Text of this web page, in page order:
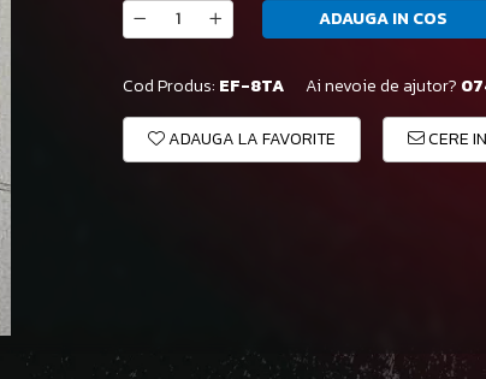
ADAUGA IN COS
Cod Produs: EF-8TA Ai nevoie de ajutor?
ADAUGA LA FAVORITE CERE